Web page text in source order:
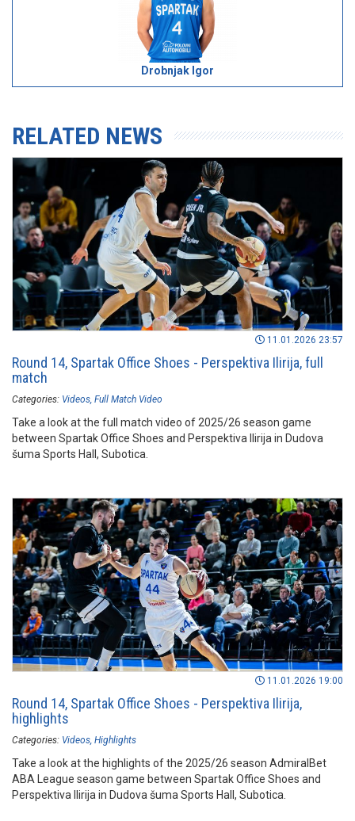
Drobnjak Igor
RELATED NEWS
11.01.2026 23:57
Round 14, Spartak Office Shoes - Perspektiva Ilirija, full
match
Categories: Videos Full Match Video
Take a look at the full match video of 2025/26 season game
between Spartak Office Shoes and Perspektiva Ilirija in Dudova
šuma Sports Hall, Subotica.
11.01.2026 19:00
Round 14, Spartak Office Shoes - Perspektiva Ilirija,
highlights
Categories: Videos Highlights
Take a look at the highlights of the 2025/26 season AdmiralBet
ABA League season game between Spartak Office Shoes and
Perspektiva Ilirija in Dudova šuma Sports Hall, Subotica.